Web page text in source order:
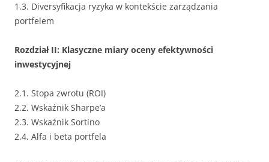
1.3. Diversyfikacja ryzyka w kontekście zarządzania
portfelem
Rozdział II: Klasyczne miary oceny efektywności
inwestycyjnej
2.1. Stopa zwrotu (ROI)
2.2. Wskaźnik Sharpe’a
2.3. Wskaźnik Sortino
2.4. Alfa i beta portfela